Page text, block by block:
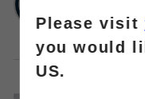
Please visit
you would
US.